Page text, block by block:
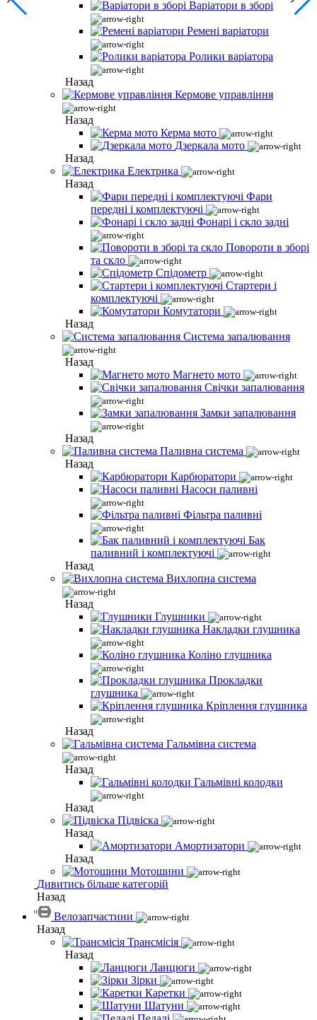
Варіатори в зборі
Ремені варіатори
Ролики варіатора
Назад
Кермове управління
Назад
Керма мото
Дзеркала мото
Назад
Електрика
Назад
Фари
передні і комплектуючі
Фонарі і скло задні
Повороти в зборі
та скло
Спідометр
Стартери і
комплектуючі
Комутатори
Назад
Система запалювання
Назад
Магнето мото
Свічки запалювання
Замки запалювання
Назад
Паливна система
Назад
Карбюратори
Насоси паливні
Фільтра паливні
Бак
паливний і комплектуючі
Назад
Вихлопна система
Назад
Глушники
Накладки глушника
Коліно глушника
Прокладки
глушника
Кріплення глушника
Назад
Гальмівна система
Назад
Гальмівні колодки
Назад
Підвіска
Назад
Амортизатори
Назад
Мотошини
Дивитись більше категорій
Назад
Велозапчастини
Назад
Трансмісія
Назад
Ланцюги
Зірки
Каретки
Шатуни